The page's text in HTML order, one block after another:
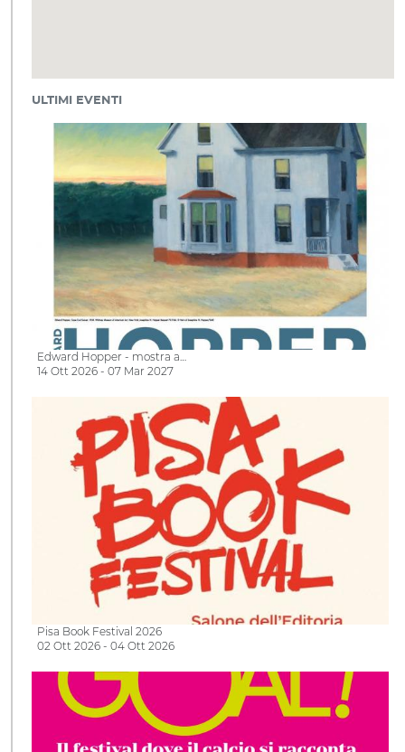
ULTIMI EVENTI
Edward Hopper - mostra a…
14 Ott 2026 - 07 Mar 2027
Pisa Book Festival 2026
02 Ott 2026 - 04 Ott 2026